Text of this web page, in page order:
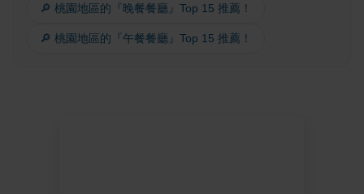
🔎 桃園地區的『晚餐餐廳』Top 15 推薦！
🔎 桃園地區的『午餐餐廳』Top 15 推薦！